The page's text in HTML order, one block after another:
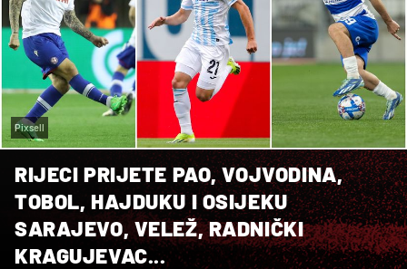
Pixsell
RIJECI PRIJETE PAO, VOJVODINA,
TOBOL, HAJDUKU I OSIJEKU
SARAJEVO, VELEŽ, RADNIČKI
KRAGUJEVAC...